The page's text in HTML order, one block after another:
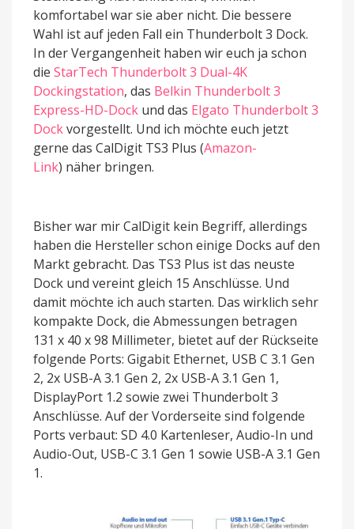
komfortabel war sie aber nicht. Die bessere
Wahl ist auf jeden Fall ein Thunderbolt 3 Dock.
In der Vergangenheit haben wir euch ja schon
die StarTech Thunderbolt 3 Dual-4K
Dockingstation, das Belkin Thunderbolt 3
Express-HD-Dock und das Elgato Thunderbolt 3
Dockvorgestellt. Und ich möchte euch jetzt
gerne das CalDigit TS3 Plus (Amazon-
Link) näher bringen.
Bisher war mir CalDigit kein Begriff, allerdings
haben die Hersteller schon einige Docks auf den
Markt gebracht. Das TS3 Plus ist das neuste
Dock und vereint gleich 15 Anschlüsse. Und
damit möchte ich auch starten. Das wirklich sehr
kompakte Dock, die Abmessungen betragen
131 x 40 x 98 Millimeter, bietet auf der Rückseite
folgende Ports: Gigabit Ethernet, USB C 3.1 Gen
2, 2x USB-A 3.1 Gen 2, 2x USB-A 3.1 Gen 1,
DisplayPort 1.2 sowie zwei Thunderbolt 3
Anschlüsse. Auf der Vorderseite sind folgende
Ports verbaut: SD 4.0 Kartenleser, Audio-In und
Audio-Out, USB-C 3.1 Gen 1 sowie USB-A 3.1 Gen
1.